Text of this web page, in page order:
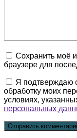
Сохранить моё
браузере для
Я подтверждаю
обработку моих
условиях,
персональных